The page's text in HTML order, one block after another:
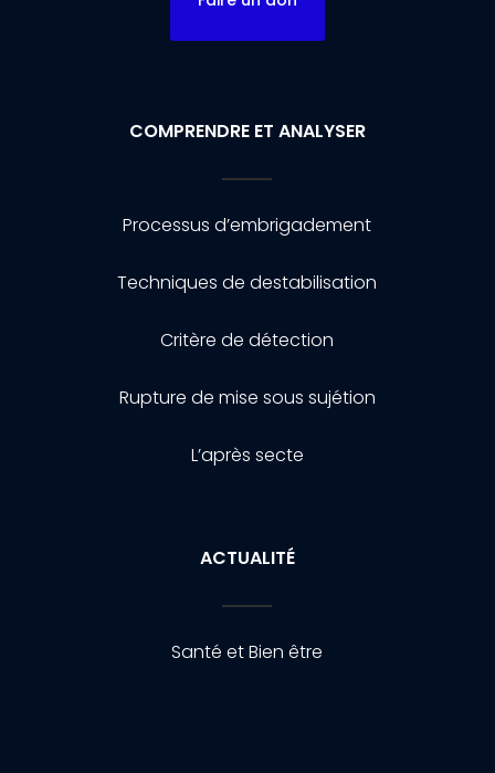
COMPRENDRE ET ANALYSER
Processus d’embrigadement
Techniques de destabilisation
Critère de détection
Rupture de mise sous sujétion
L’après secte
ACTUALITÉ
Santé et Bien être